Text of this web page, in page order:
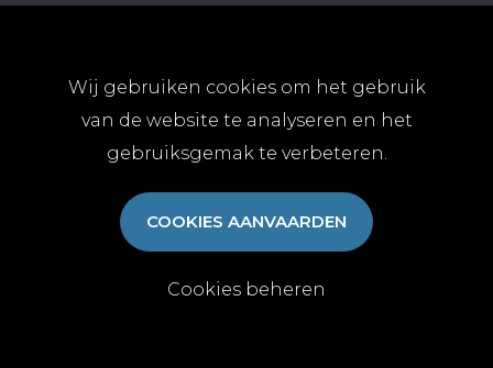
Wij gebruiken cookies om het gebruik
van de website te analyseren en het
gebruiksgemak te verbeteren.
COOKIES AANVAARDEN
Cookies beheren
Abonnementen
Algemene abonnementsvoorwaarden